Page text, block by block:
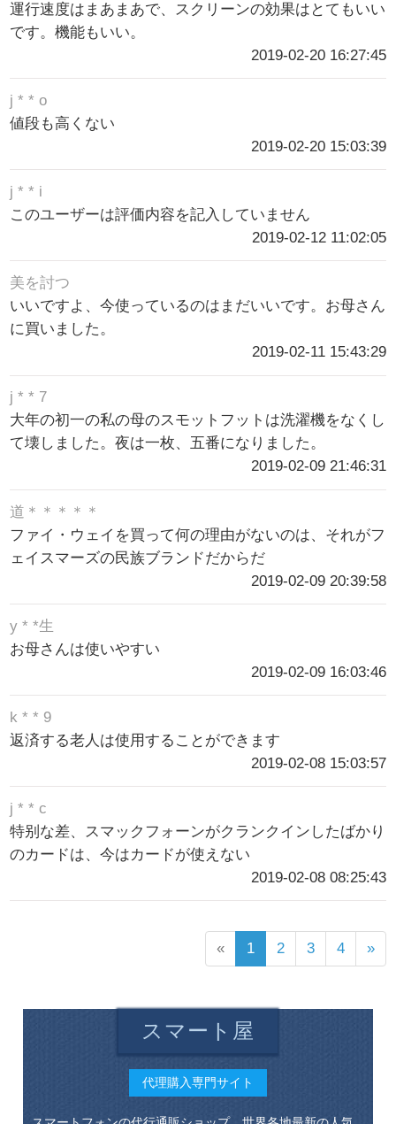
運行速度はまあまあで、スクリーンの効果はとてもいい
です。機能もいい。
2019-02-20 16:27:45
j * * o
値段も高くない
2019-02-20 15:03:39
j * * i
このユーザーは評価内容を記入していません
2019-02-12 11:02:05
美を討つ
いいですよ、今使っているのはまだいいです。お母さん
に買いました。
2019-02-11 15:43:29
j * * 7
大年の初一の私の母のスモットフットは洗濯機をなくし
て壊しました。夜は一枚、五番になりました。
2019-02-09 21:46:31
道＊＊＊＊＊
ファイ・ウェイを買って何の理由がないのは、それがフ
ェイスマーズの民族ブランドだからだ
2019-02-09 20:39:58
y * *生
お母さんは使いやすい
2019-02-09 16:03:46
k * * 9
返済する老人は使用することができます
2019-02-08 15:03:57
j * * c
特别な差、スマックフォーンがクランクインしたばかり
のカードは、今はカードが使えない
2019-02-08 08:25:43
« 1 2 3 4 »
スマート屋
代理購入専門サイト